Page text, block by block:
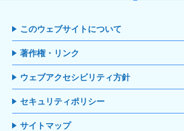
このウェブサイトについて
著作権・リンク
ウェブアクセシビリティ方針
セキュリティポリシー
サイトマップ